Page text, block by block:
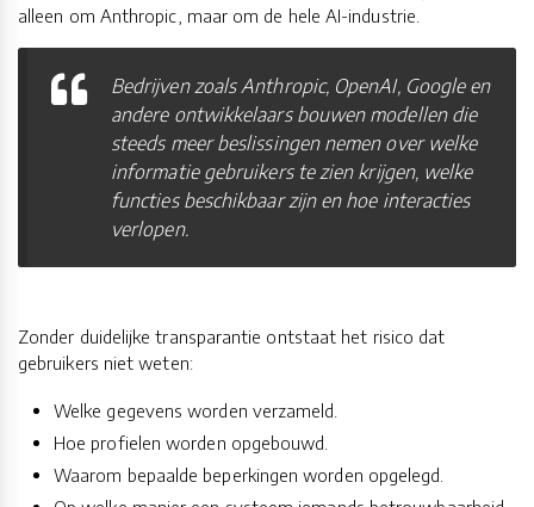
alleen om Anthropic, maar om de hele AI-industrie.
Bedrijven zoals Anthropic, OpenAI, Google en
andere ontwikkelaars bouwen modellen die
steeds meer beslissingen nemen over welke
informatie gebruikers te zien krijgen, welke
functies beschikbaar zijn en hoe interacties
verlopen.
Zonder duidelijke transparantie ontstaat het risico dat
gebruikers niet weten:
Welke gegevens worden verzameld.
Hoe profielen worden opgebouwd.
Waarom bepaalde beperkingen worden opgelegd.